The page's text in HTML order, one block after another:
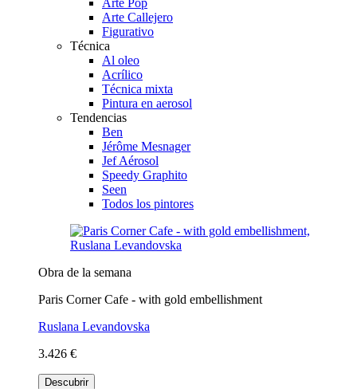
Arte Callejero
Figurativo
Técnica
Al oleo
Acrílico
Técnica mixta
Pintura en aerosol
Tendencias
Ben
Jérôme Mesnager
Jef Aérosol
Speedy Graphito
Seen
Todos los pintores
Obra de la semana
Paris Corner Cafe - with gold embellishment
Ruslana Levandovska
3.426 €
Descubrir